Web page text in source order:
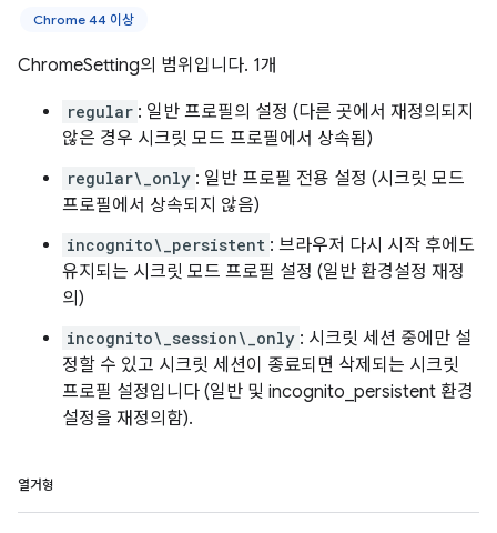
Chrome 44 이상
ChromeSetting의 범위입니다. 1개
regular : 일반 프로필의 설정 (다른 곳에서 재정의되지
않은 경우 시크릿 모드 프로필에서 상속됨)
regular\_only : 일반 프로필 전용 설정 (시크릿 모드
프로필에서 상속되지 않음)
incognito\_persistent : 브라우저 다시 시작 후에도
유지되는 시크릿 모드 프로필 설정 (일반 환경설정 재정
의)
incognito\_session\_only : 시크릿 세션 중에만 설
정할 수 있고 시크릿 세션이 종료되면 삭제되는 시크릿
프로필 설정입니다 (일반 및 incognito_persistent 환경
설정을 재정의함).
열거형